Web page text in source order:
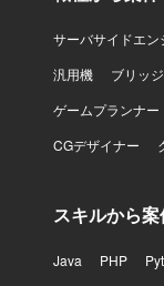
サーバサイドエン
汎用機
ブリッ
ゲームプランナー
CGデザイナー
スキルから
Java PHP